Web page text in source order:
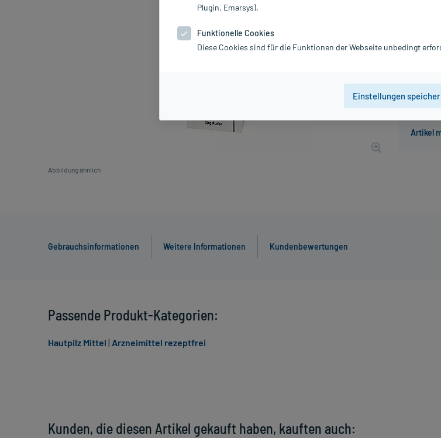
Abbildung ähnlich
Gebrauchsinformationen Weitere Informationen Kundenbewertungen
Kunden, die diesen Artikel gekauft haben, kauften auch:
Passende Produkt-Kategorien:
Hautpilz Mittel | Arzneimittel rezeptfrei
Plugin, Emarsys).
Funktionelle Cookies
Diese Cookies sind für die Funktionen der Webseite unbedingt
Einstellungen